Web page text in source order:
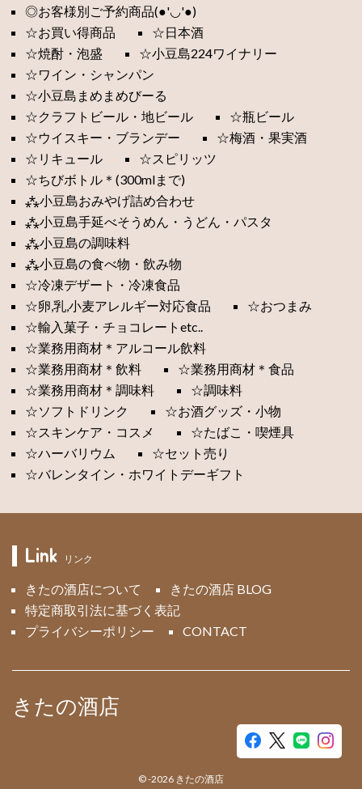
◎お客様別ご予約商品(●'◡'●)
☆お買い得商品
☆日本酒
☆焼酎・泡盛
☆小豆島224ワイナリー
☆ワイン・シャンパン
☆小豆島まめまめびーる
☆クラフトビール・地ビール
☆瓶ビール
☆ウイスキー・ブランデー
☆梅酒・果実酒
☆リキュール
☆スピリッツ
☆ちびボトル＊(300mlまで)
⁂小豆島おみやげ詰め合わせ
⁂小豆島手延べそうめん・うどん・パスタ
⁂小豆島の調味料
⁂小豆島の食べ物・飲み物
☆冷凍デザート・冷凍食品
☆卵,乳,小麦アレルギー対応食品
☆おつまみ
☆輸入菓子・チョコレートetc..
☆業務用商材＊アルコール飲料
☆業務用商材＊飲料
☆業務用商材＊食品
☆業務用商材＊調味料
☆調味料
☆ソフトドリンク
☆お酒グッズ・小物
☆スキンケア・コスメ
☆たばこ・喫煙具
☆ハーバリウム
☆セット売り
☆バレンタイン・ホワイトデーギフト
Link リンク
きたの酒店について
きたの酒店 BLOG
特定商取引法に基づく表記
プライバシーポリシー
CONTACT
きたの酒店
©-2026 きたの酒店